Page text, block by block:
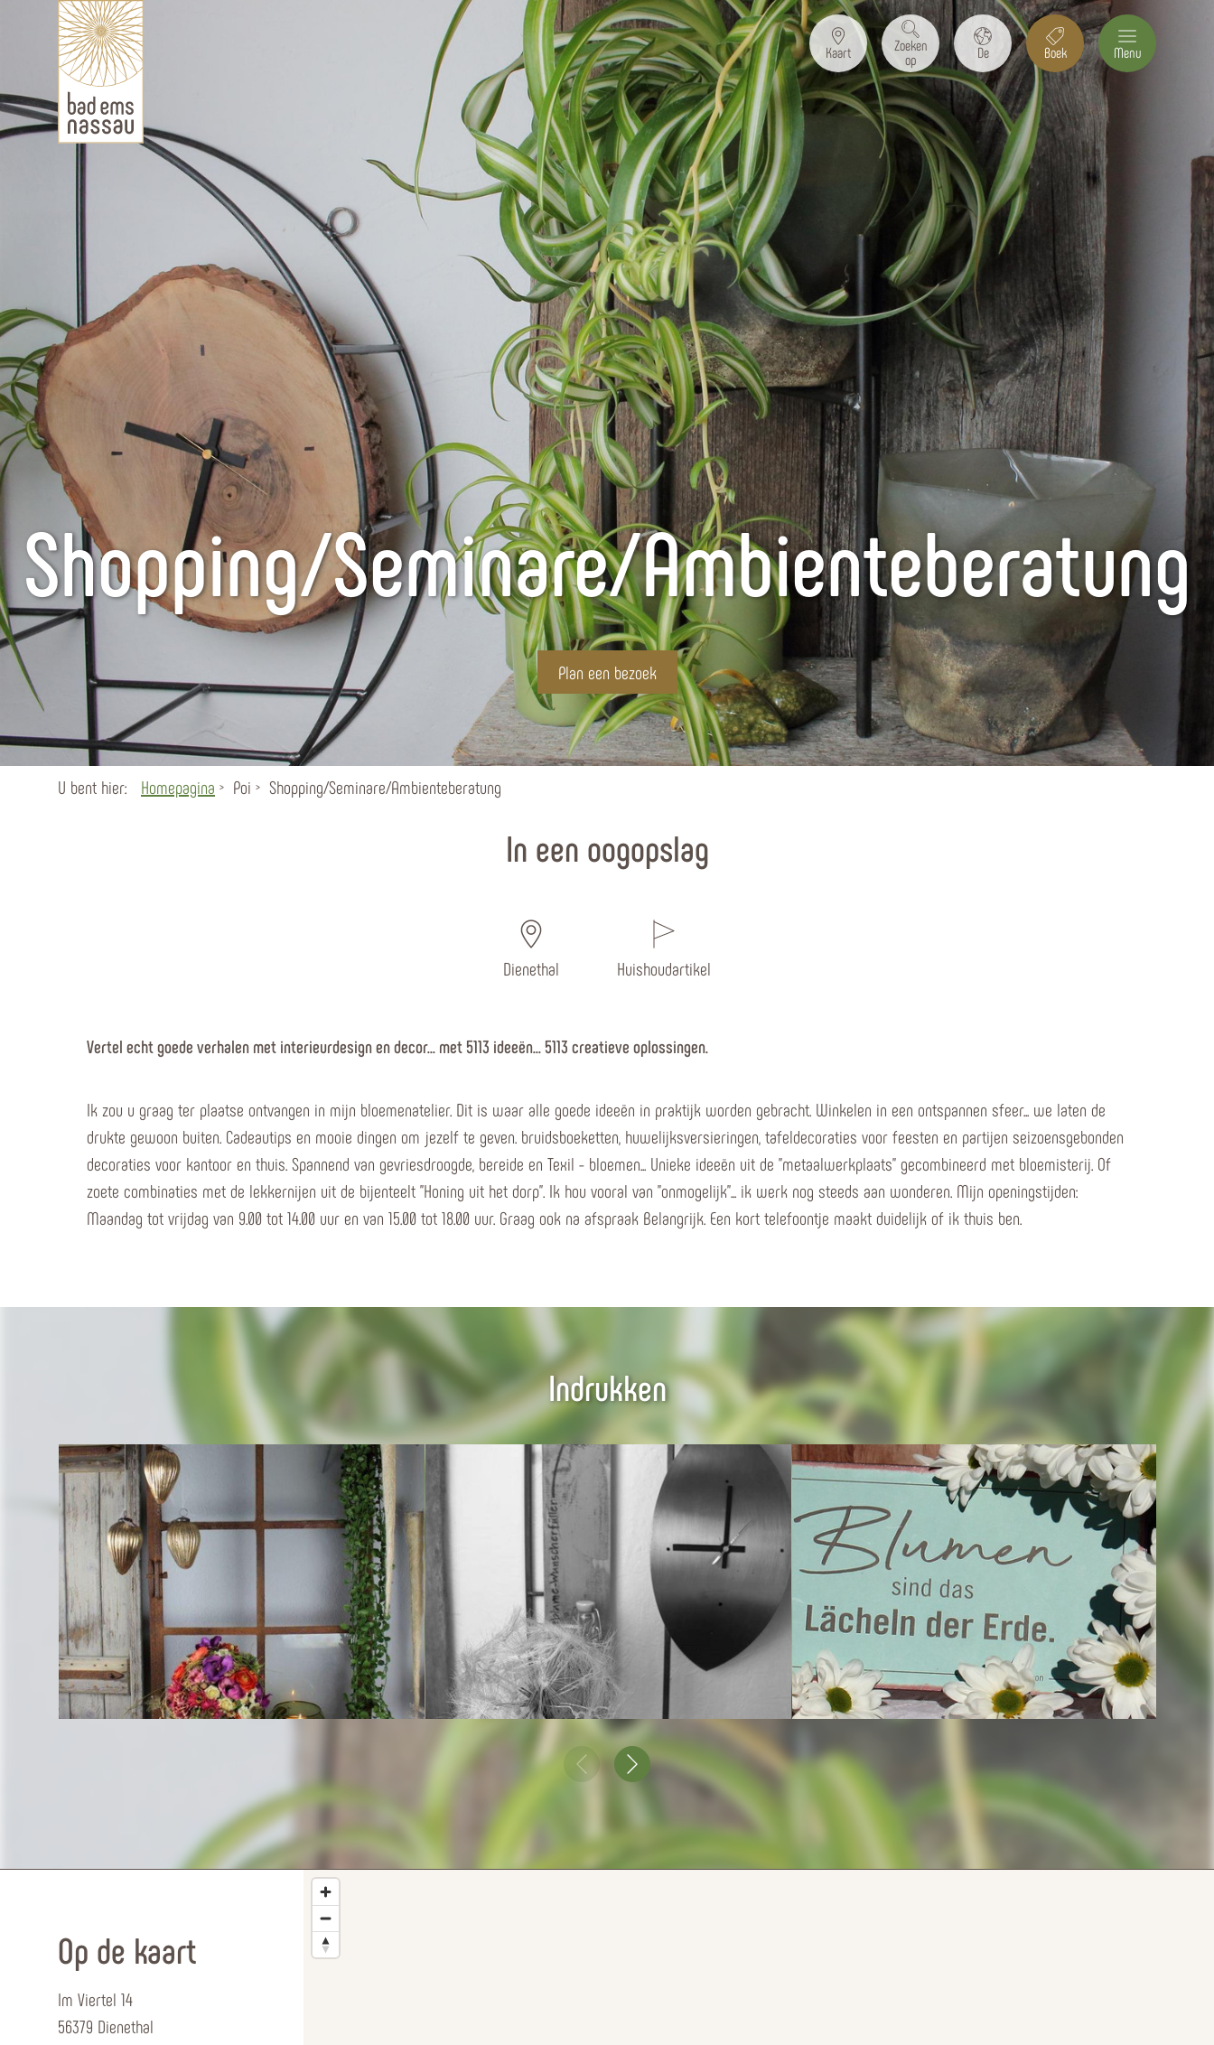
Kaart
Zoeken
op
De Boek Menu
Shopping/Seminare/Ambienteberatung
Plan een bezoek
U bent hier: Homepagina Poi Shopping/Seminare/Ambienteberatung
In een oogopslag
Dienethal Huishoudartikel
Vertel echt goede verhalen met interieurdesign en decor... met 5113 ideeën... 5113 creatieve oplossingen.
Ik zou u graag ter plaatse ontvangen in mijn bloemenatelier. Dit is waar alle goede ideeën in praktijk worden gebracht. Winkelen in een ontspannen sfeer... we laten de
drukte gewoon buiten. Cadeautips en mooie dingen om jezelf te geven. bruidsboeketten, huwelijksversieringen, tafeldecoraties voor feesten en partijen seizoensgebonden
decoraties voor kantoor en thuis. Spannend van gevriesdroogde, bereide en Texil - bloemen... Unieke ideeën uit de "metaalwerkplaats" gecombineerd met bloemisterij. Of
zoete combinaties met de lekkernijen uit de bijenteelt "Honing uit het dorp". Ik hou vooral van "onmogelijk"... ik werk nog steeds aan wonderen. Mijn openingstijden:
Maandag tot vrijdag van 9.00 tot 14.00 uur en van 15.00 tot 18.00 uur. Graag ook na afspraak Belangrijk. Een kort telefoontje maakt duidelijk of ik thuis ben.
Indrukken
Op de kaart
Im Viertel 14
56379 Dienethal